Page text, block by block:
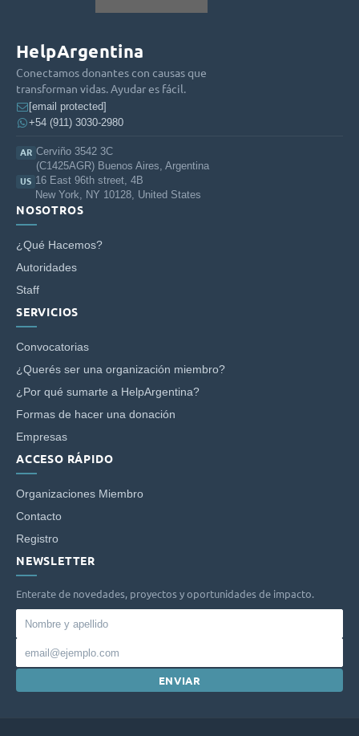
HelpArgentina
Conectamos donantes con causas que
transforman vidas. Ayudar es fácil.
[email protected]
+54 (911) 3030-2980
AR Cerviño 3542 3C
(C1425AGR) Buenos Aires, Argentina
US 16 East 96th street, 4B
New York, NY 10128, United States
NOSOTROS
¿Qué Hacemos?
Autoridades
Staff
SERVICIOS
Convocatorias
¿Querés ser una organización miembro?
¿Por qué sumarte a HelpArgentina?
Formas de hacer una donación
Empresas
ACCESO RÁPIDO
Organizaciones Miembro
Contacto
Registro
NEWSLETTER
Enterate de novedades, proyectos y oportunidades de impacto.
Nombre
y
apellido
ENVIAR